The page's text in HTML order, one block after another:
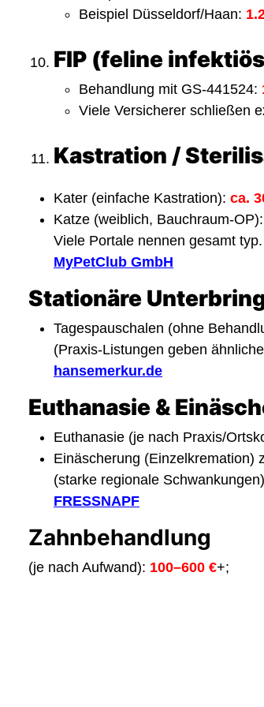
Beispiel Düsseldorf/Haan:
FIP (feline
Behandlung mit GS-441524:
Viele Versicherer schließen
Kastration /
Kater (einfache Kastration): ca.
Katze (weiblich, Bauchraum-OP):
Viele Portale nennen gesamt typ.
MyPetClub GmbH
Stationäre
Tagespauschalen (ohne
(Praxis-Listungen geben
hansemerkur.de
Euthanasie &
Euthanasie (je nach Praxis/
Einäscherung (Einzelkremation)
(starke regionale
FRESSNAPF
Zahnbehandlung
(je nach Aufwand): 100–600 €+;